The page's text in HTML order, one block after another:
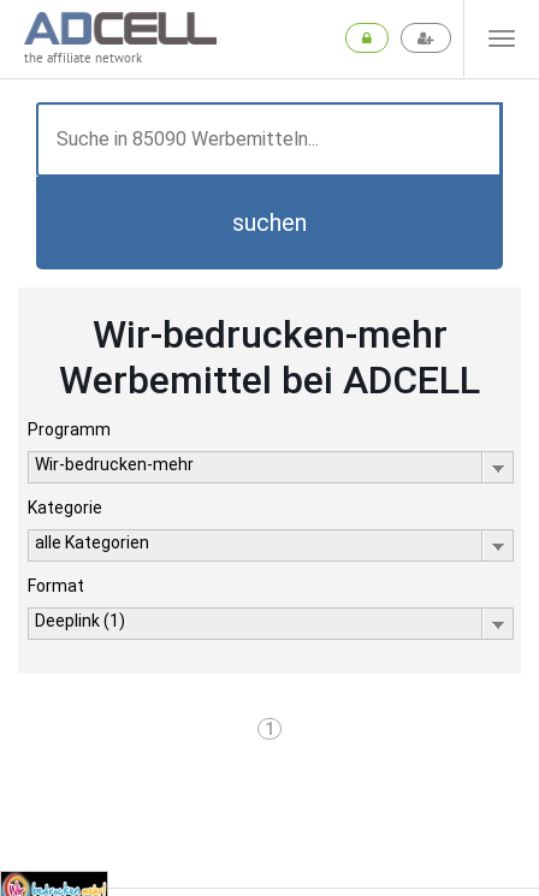
the affiliate network
suchen
Wir-bedrucken-mehr
Werbemittel bei ADCELL
Programm
Wir-bedrucken-mehr
Kategorie
alle Kategorien
Format
Deeplink (1)
1